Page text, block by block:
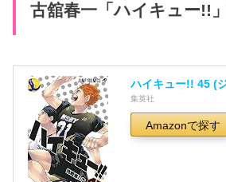
古舘春一「ハイキュー!!
ハイキュー!! 45 (
集英社
Amazonで探す